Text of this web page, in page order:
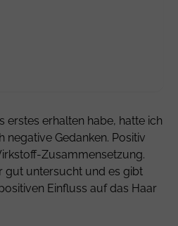
erstes erhalten habe, hatte ich
Gedanken. Positiv
Zusammensetzung.
gut untersucht und es gibt
Einfluss auf das Haar